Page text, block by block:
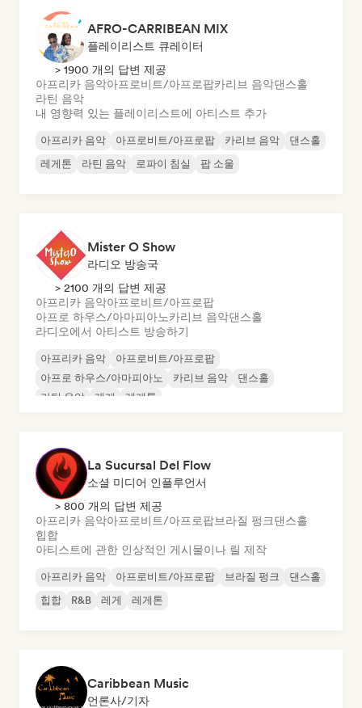
AFRO-CARRIBEAN MIX
플레이리스트 큐레이터
> 1900 개의 답변 제공
아프리카 음악아프로비트/아프로팝카리브 음악댄스홀
라틴 음악
내 영향력 있는 플레이리스트에 아티스트 추가
아프리카 음악 아프로비트/아프로팝 카리브 음악
댄스홀
레게톤
라틴 음악 로파이 침실 팝 소울
Mister O Show
라디오 방송국
> 2100 개의 답변 제공
아프리카 음악아프로비트/아프로팝
아프로 하우스/아마피아노카리브 음악댄스홀
라디오에서 아티스트 방송하기
아프리카 음악
아프로비트/아프로팝
아프로 하우스/아마피아노
카리브 음악
댄스홀
라틴 음악
레게 레게톤
La Sucursal Del Flow
소셜 미디어 인플루언서
> 800 개의 답변 제공
아프리카 음악아프로비트/아프로팝브라질 펑크댄스홀
힙합
아티스트에 관한 인상적인 게시물이나 릴 제작
아프리카 음악 아프로비트/아프로팝 브라질 펑크
댄스홀
힙합
R&B 레게 레게톤
Caribbean Music
언론사/기자